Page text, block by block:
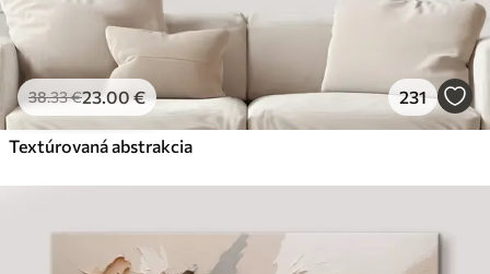
38.33€23.00€ 231
Textúrovaná abstrakcia